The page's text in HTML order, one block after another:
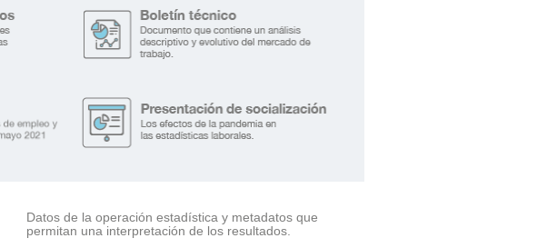
Datos de la operación estadística y metadatos que
permitan una interpretación de los resultados.